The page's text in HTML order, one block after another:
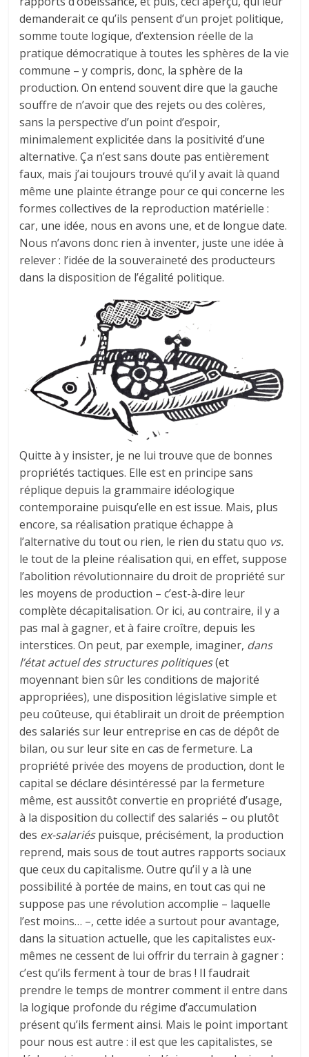
demanderait ce qu’ils pensent d’un projet politique,
somme toute logique, d’extension réelle de la
pratique démocratique à toutes les sphères de la vie
commune – y compris, donc, la sphère de la
production. On entend souvent dire que la gauche
souffre de n’avoir que des rejets ou des colères,
sans la perspective d’un point d’espoir,
minimalement explicitée dans la positivité d’une
alternative. Ça n’est sans doute pas entièrement
faux, mais j’ai toujours trouvé qu’il y avait là quand
même une plainte étrange pour ce qui concerne les
formes collectives de la reproduction matérielle :
car, une idée, nous en avons une, et de longue date.
Nous n’avons donc rien à inventer, juste une idée à
relever : l’idée de la souveraineté des producteurs
dans la disposition de l’égalité politique.
Quitte à y insister, je ne lui trouve que de bonnes
propriétés tactiques. Elle est en principe sans
réplique depuis la grammaire idéologique
contemporaine puisqu’elle en est issue. Mais, plus
encore, sa réalisation pratique échappe à
l’alternative du tout ou rien, le rien du statu quo vs.
le tout de la pleine réalisation qui, en effet, suppose
l’abolition révolutionnaire du droit de propriété sur
les moyens de production – c’est-à-dire leur
complète décapitalisation. Or ici, au contraire, il y a
pas mal à gagner, et à faire croître, depuis les
interstices. On peut, par exemple, imaginer, dans
l’état actuel des structures politiques(et
moyennant bien sûr les conditions de majorité
appropriées), une disposition législative simple et
peu coûteuse, qui établirait un droit de préemption
des salariés sur leur entreprise en cas de dépôt de
bilan, ou sur leur site en cas de fermeture. La
propriété privée des moyens de production, dont le
capital se déclare désintéressé par la fermeture
même, est aussitôt convertie en propriété d’usage,
à la disposition du collectif des salariés – ou plutôt
des ex-salariéspuisque, précisément, la production
reprend, mais sous de tout autres rapports sociaux
que ceux du capitalisme. Outre qu’il y a là une
possibilité à portée de mains, en tout cas qui ne
suppose pas une révolution accomplie – laquelle
l’est moins… –, cette idée a surtout pour avantage,
dans la situation actuelle, que les capitalistes eux-
mêmes ne cessent de lui offrir du terrain à gagner :
c’est qu’ils ferment à tour de bras ! Il faudrait
prendre le temps de montrer comment il entre dans
la logique profonde du régime d’accumulation
présent qu’ils ferment ainsi. Mais le point important
pour nous est autre : il est que les capitalistes, se